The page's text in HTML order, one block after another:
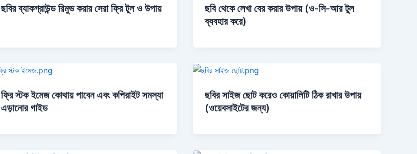
ছবির ব্যাকগ্রাউন্ড রিমুভ করার সেরা ফ্রি টুল ও উপায়
ছবি থেকে লেখা বের করার উপায় (ও-সি-আর টুল
ব্যবহার করে)
ফ্রি স্টক ইমেজ কোথায় পাবেন এবং কপিরাইট সমস্যা
এড়ানোর গাইড
ছবির সাইজ ছোট করেও কোয়ালিটি ঠিক রাখার উপায়
(ওয়েবসাইটের জন্য)